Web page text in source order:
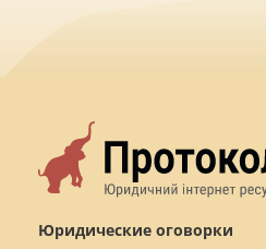
Юридические оговорки